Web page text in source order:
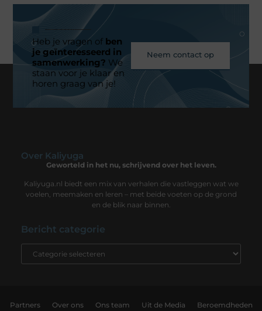
Heb je vragen ofben
je geïnteresseerd in
samenwerking? We
staan voor je klaar en
horen graag van je!
Neem contact op
Over Kaliyuga
Geworteld in het nu, schrijvend over het leven.
Kaliyuga.nl biedt een mix van verhalen die vastleggen wat we
voelen, meemaken en leren – met beide voeten op de grond
en de blik naar binnen.
Bericht categorie
Partners Over ons Ons team Uit de Media Beroemdheden